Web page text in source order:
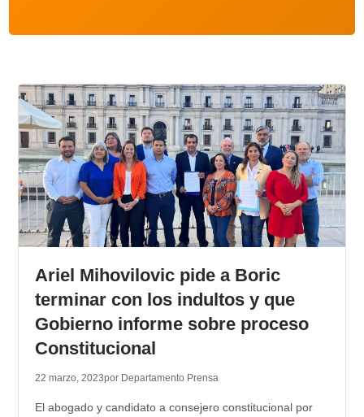
AUDIOS
VIDEOS
GALERIA DE FOTOS
APP MÓVIL
Ariel Mihovilovic pide a Boric
terminar con los indultos y que
Gobierno informe sobre proceso
Constitucional
22 marzo, 2023por Departamento Prensa
El abogado y candidato a consejero constitucional por